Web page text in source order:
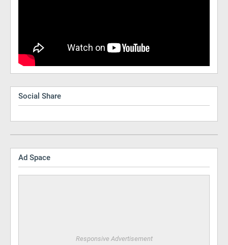
Social Share
Ad Space
Responsive Advertisement